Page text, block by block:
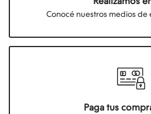
Conocé nuestros medios de
Paga tus